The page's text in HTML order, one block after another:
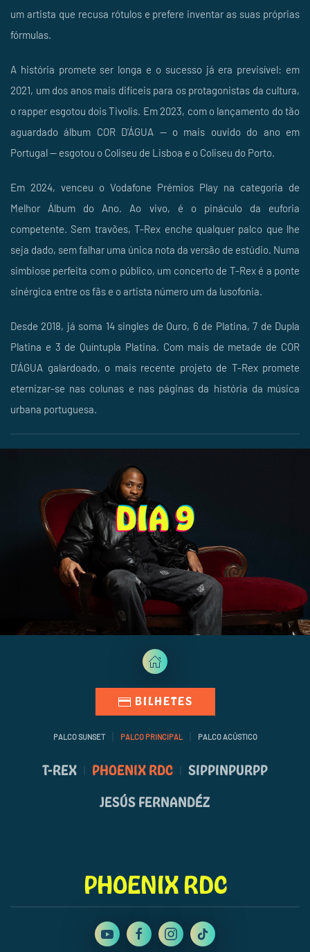
um artista que recusa rótulos e prefere inventar as suas próprias
fórmulas.
A história promete ser longa e o sucesso já era previsível: em
2021, um dos anos mais difíceis para os protagonistas da cultura,
o rapper esgotou dois Tivolis. Em 2023, com o lançamento do tão
aguardado álbum COR D’ÁGUA — o mais ouvido do ano em
Portugal — esgotou o Coliseu de Lisboa e o Coliseu do Porto.
Em 2024, venceu o Vodafone Prémios Play na categoria de
Melhor Álbum do Ano. Ao vivo, é o pináculo da euforia
competente. Sem travões, T-Rex enche qualquer palco que lhe
seja dado, sem falhar uma única nota da versão de estúdio. Numa
simbiose perfeita com o público, um concerto de T-Rex é a ponte
sinérgica entre os fãs e o artista número um da lusofonia.
Desde 2018, já soma 14 singles de Ouro, 6 de Platina, 7 de Dupla
Platina e 3 de Quíntupla Platina. Com mais de metade de COR
D’ÁGUA galardoado, o mais recente projeto de T-Rex promete
eternizar-se nas colunas e nas páginas da história da música
urbana portuguesa.
DIA 9
BILHETES
PALCO SUNSET PALCO PRINCIPAL PALCO ACÚSTICO
T-REX PHOENIX RDC SIPPINPURPP
JESÚS FERNANDÉZ
PHOENIX RDC